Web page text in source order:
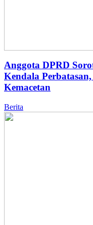
Anggota DPRD
Kendala
Kemacetan
Berita